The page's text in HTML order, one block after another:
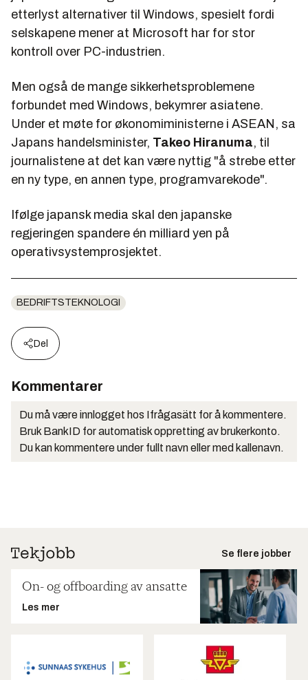
etterlyst alternativer til Windows, spesielt fordi
selskapene mener at Microsoft har for stor
kontroll over PC-industrien.
Men også de mange sikkerhetsproblemene
forbundet med Windows, bekymrer asiatene.
Under et møte for økonomiministerne i ASEAN, sa
Japans handelsminister, Takeo Hiranuma, til
journalistene at det kan være nyttig "å strebe etter
en ny type, en annen type, programvarekode".
Ifølge japansk media skal den japanske
regjeringen spandere én milliard yen på
operativsystemprosjektet.
BEDRIFTSTEKNOLOGI
Del
Kommentarer
Du må være innlogget hos Ifrågasätt for å kommentere.
Bruk BankID for automatisk oppretting av brukerkonto.
Du kan kommentere under fullt navn eller med kallenavn.
Se flere jobber
On- og offboarding av ansatte
Les mer